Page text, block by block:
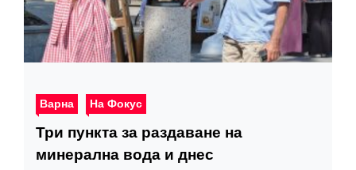
Варна На Фокус
Три пункта за раздаване на
минерална вода и днес